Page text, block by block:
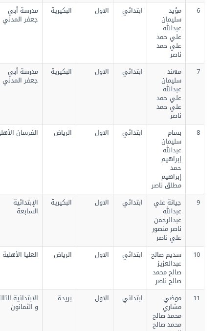
مؤيد
سليمان
عبدالله
علي حمد
علي حمد
ابتدائي الاول البكيرية مدرسة أبي
جعفر المدني
مهند
سليمان
عبدالله
علي حمد
علي حمد
ابتدائي الاول البكيرية مدرسة أبي
جعفر المدني
بسام
سليمان
عبدالله
إبراهيم
إبراهيم
مطلق ناصر
ابتدائي الاول الرياض الفرسان الأهلية
جيانة علي
عبدالله
عبدالرحمن
ناصر منصور
علي ناصر
ابتدائي الاول البكيرية الإبتدائية
السابعة
سديم صالح
عبدالعزيز
صالح محمد
صالح ناصر
ابتدائي الاول الرياض العليا الأهلية
موضي
مشاري
محمد صالح
محمد صالح
ابتدائي الاول بريدة الابتدائية الثالثة
و الثمانون